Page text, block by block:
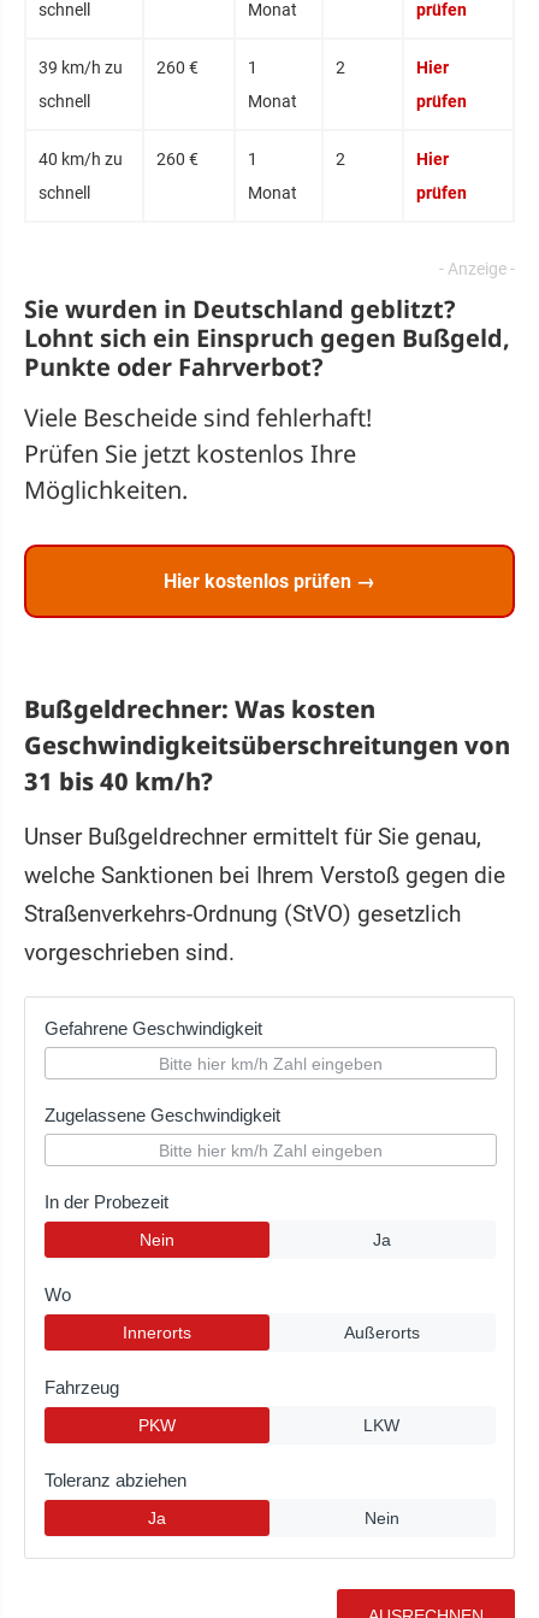
schnell Monat prüfen
39 km/h zu
schnell
260 €
1
Monat
2
Hier
prüfen
40 km/h zu
schnell
260 €
1
Monat
2
Hier
prüfen
Sie wurden in Deutschland geblitzt?
Lohnt sich ein Einspruch gegen Bußgeld,
Punkte oder Fahrverbot?
Viele Bescheide sind fehlerhaft!
Prüfen Sie jetzt kostenlos Ihre
Möglichkeiten.
Hier kostenlos prüfen →
Bußgeldrechner: Was kosten
Geschwindigkeitsüberschreitungen von
31 bis 40 km/h?
Unser Bußgeldrechner ermittelt für Sie genau,
welche Sanktionen bei Ihrem Verstoß gegen die
Straßenverkehrs-Ordnung (StVO) gesetzlich
vorgeschrieben sind.